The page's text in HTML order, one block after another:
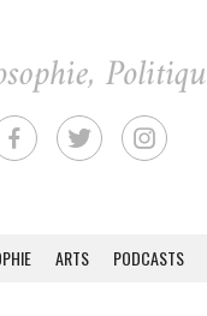
ARTS PODCASTS